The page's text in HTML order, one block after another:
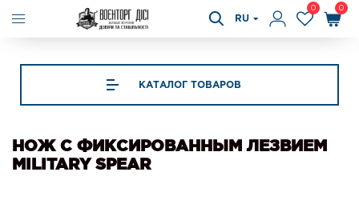
RU
0 0
КАТАЛОГ ТОВАРОВ
НОЖ С ФИКСИРОВАННЫМ ЛЕЗВИЕМ
MILITARY SPEAR